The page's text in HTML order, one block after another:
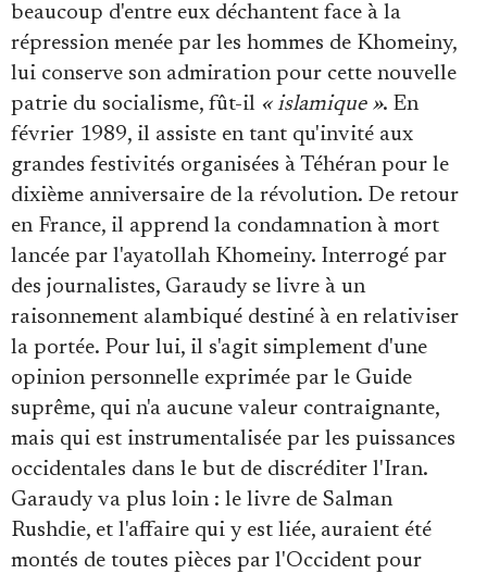
beaucoup d'entre eux déchantent face à la
répression menée par les hommes de Khomeiny,
lui conserve son admiration pour cette nouvelle
patrie du socialisme, fût-il « islamique ». En
février 1989, il assiste en tant qu'invité aux
grandes festivités organisées à Téhéran pour le
dixième anniversaire de la révolution. De retour
en France, il apprend la condamnation à mort
lancée par l'ayatollah Khomeiny. Interrogé par
des journalistes, Garaudy se livre à un
raisonnement alambiqué destiné à en relativiser
la portée. Pour lui, il s'agit simplement d'une
opinion personnelle exprimée par le Guide
suprême, qui n'a aucune valeur contraignante,
mais qui est instrumentalisée par les puissances
occidentales dans le but de discréditer l'Iran.
Garaudy va plus loin : le livre de Salman
Rushdie, et l'affaire qui y est liée, auraient été
montés de toutes pièces par l'Occident pour